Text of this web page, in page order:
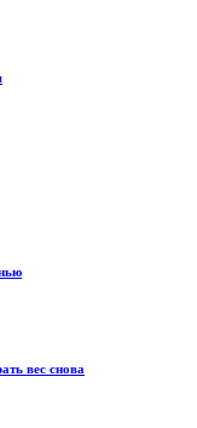
вес снова